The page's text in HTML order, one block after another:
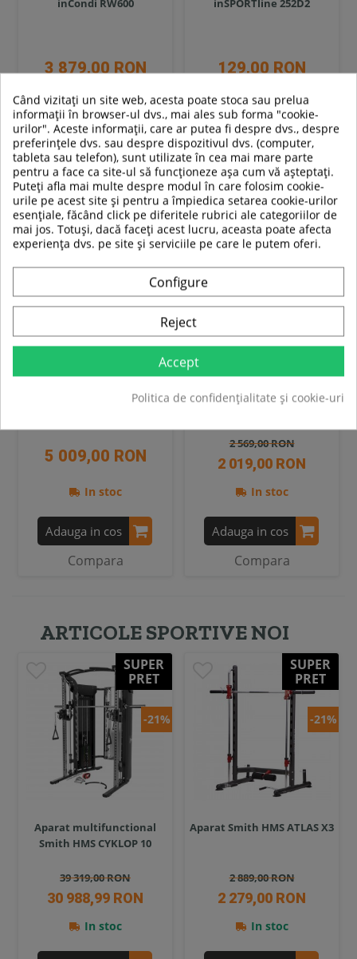
inCondi RW600
3 879,00 RON
In stoc
Adauga in cos
Compara
inSPORTline 252D2
129,00 RON
In stoc
Adauga in cos
Compara
Aparat de Vâslit inSPORTline
5 009,00 RON
In stoc
Adauga in cos
Compara
SUPER
PRET
-21%
Aparat de vaslit HMS ZP6591
2 569,00 RON
2 019,00 RON
In stoc
Adauga in cos
Compara
ARTICOLE SPORTIVE NOI
SUPER
PRET
-21%
Aparat multifunctional
Smith HMS CYKLOP 10
39 319,00 RON
30 988,99 RON
In stoc
SUPER
PRET
-21%
Aparat Smith HMS ATLAS X3
2 889,00 RON
2 279,00 RON
In stoc
Când vizitați un site web, acesta poate stoca sau prelua
informații în browser-ul dvs., mai ales sub forma "cookie-
urilor". Aceste informații, care ar putea fi despre dvs., despre
preferințele dvs. sau despre dispozitivul dvs. (computer,
tableta sau telefon), sunt utilizate în cea mai mare parte
pentru a face ca site-ul să funcționeze așa cum vă așteptați.
Puteți afla mai multe despre modul în care folosim cookie-
urile pe acest site și pentru a împiedica setarea cookie-urilor
esențiale, făcând click pe diferitele rubrici ale categoriilor de
mai jos. Totuși, dacă faceți acest lucru, aceasta poate afecta
experiența dvs. pe site și serviciile pe care le putem oferi.
Configure
Reject
Accept
Politica de confidențialitate și cookie-uri